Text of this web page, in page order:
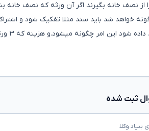
از نصف خانه بگیرند اگر آن ورثه که نصف
خواهد شد باید سند مثلا تفکیک شود و
میشود.و هزینه که ۳ ورثه برای گرفتن سهم میکنن و زحمت ان از سهمشان زیاد خواهد بود ممنون
وکلا